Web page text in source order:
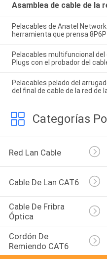
Asamblea de cable de la
Pelacables de Anatel
herramienta que prensa
Pelacables multifuncional del
Plugs con el probador del
Pelacables pelado del
del final de cable de la red de
Categorías
Red Lan Cable
Cable De Lan CAT6
Cable De Fribra
Óptica
Cordón De
Remiendo CAT6